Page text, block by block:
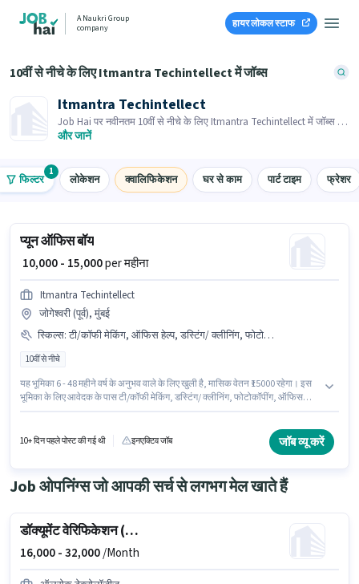
A Naukri Group
company
हायर लोकल स्टाफ
10वीं से नीचे के लिए Itmantra Techintellect में जॉब्स
Itmantra Techintellect
Job Hai पर नवीनतम 10वीं से नीचे के लिए Itmantra Techintellect में जॉब्स के
लिए आवेदन करें! भर्तीकर्ता के पास आपके क्षेत्र में तत्काल रिक्तियां हैं।
और जानें
फिल्टर
1
लोकेशन क्वालिफिकेशन घर से काम पार्ट टाइम फ्रेशर
प्यून ऑफिस बॉय
₹ 10,000 - 15,000per महीना
Itmantra Techintellect
जोगेश्वरी (पूर्व), मुंबई
स्किल्स: टी/कॉफी मेकिंग, ऑफिस हेल्प, डस्टिंग/ क्लीनिंग, फोटोकॉपींग, टी/कॉफी सर्विंग
10वीं से नीचे
यह भूमिका 6 - 48 महीने वर्ष के अनुभव वाले के लिए खुली है, मासिक वेतन ₹15000 रहेगा। इस
भूमिका के लिए आवेदक के पास टी/कॉफी मेकिंग, डस्टिंग/ क्लीनिंग, फोटोकॉपींग, ऑफिस
वाले उम्मीदवार इस भूमिका के लिए उपयुक्त हैं। यह नौकरी जोगेश्वरी (पूर्व), मुंबई में स्थित है।
10+ दिन पहले पोस्ट की गई थी इनएक्टिव जॉब जॉब व्यू करें
Job ओपनिंग्स जो आपकी सर्च से लगभग मेल खाते हैं
डॉक्यूमेंट वेरिफिकेशन (ऑफिस)
16,000 -32,000/Month